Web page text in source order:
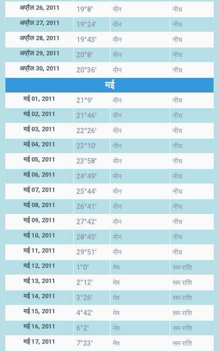
अप्रैल 26, 2011 19°8' मीन नीच
अप्रैल 27, 2011 19°24' मीन नीच
अप्रैल 28, 2011 19°43' मीन नीच
अप्रैल 29, 2011 20°8' मीन नीच
अप्रैल 30, 2011 20°36' मीन नीच
मई
मई 01, 2011 21°9' मीन नीच
मई 02, 2011 21°46' मीन नीच
मई 03, 2011 22°26' मीन नीच
मई 04, 2011 23°10' मीन नीच
मई 05, 2011 23°58' मीन नीच
मई 06, 2011 24°49' मीन नीच
मई 07, 2011 25°44' मीन नीच
मई 08, 2011 26°41' मीन नीच
मई 09, 2011 27°42' मीन नीच
मई 10, 2011 28°45' मीन नीच
मई 11, 2011 29°51' मीन नीच
मई 12, 2011 1°0' मेष सम राशि
मई 13, 2011 2°12' मेष सम राशि
मई 14, 2011 3°26' मेष सम राशि
मई 15, 2011 4°42' मेष सम राशि
मई 16, 2011 6°2' मेष सम राशि
मई 17, 2011 7°23' मेष सम राशि